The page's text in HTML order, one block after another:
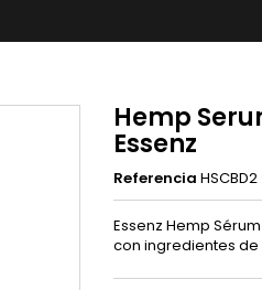
Hemp
Essenz
Referencia HSCBD2
Essenz Hemp
con ingredientes